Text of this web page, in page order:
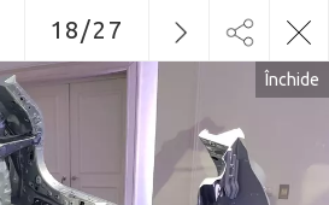
Închide
18/27